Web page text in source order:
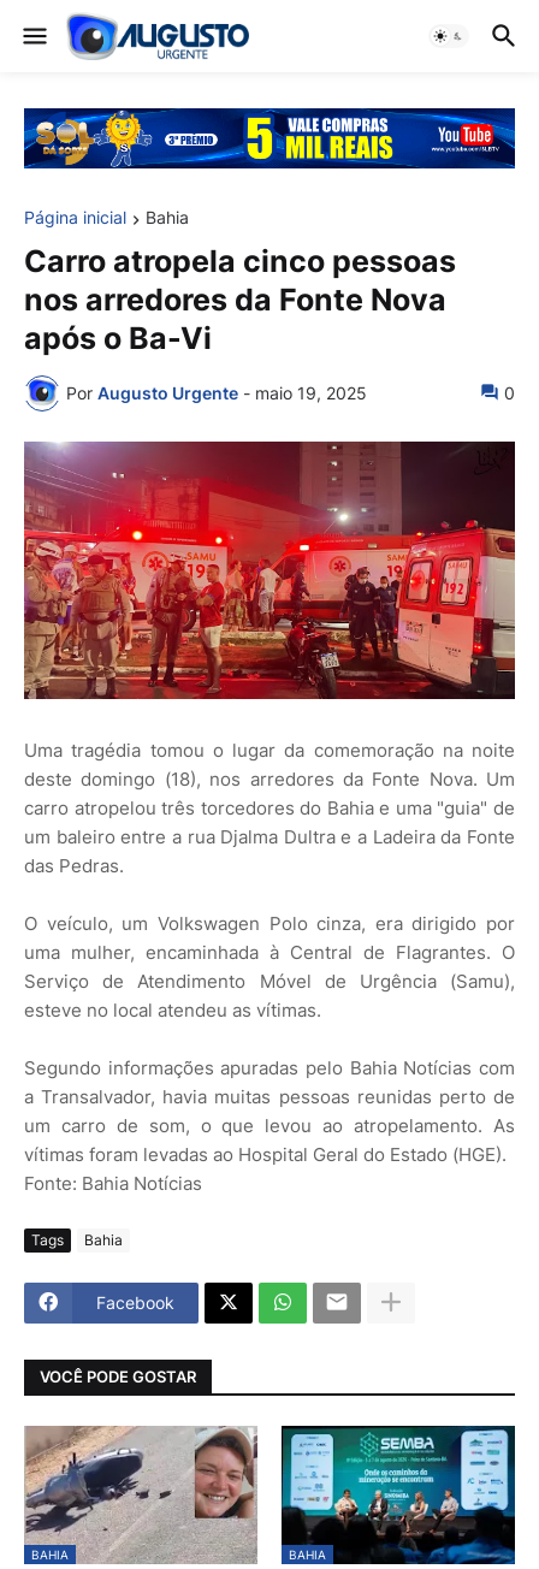
Página inicial Bahia
Carro atropela cinco pessoas
nos arredores da Fonte Nova
após o Ba-Vi
Por Augusto Urgente - maio 19, 2025 0
Uma tragédia tomou o lugar da comemoração na noite
deste domingo (18), nos arredores da Fonte Nova. Um
carro atropelou três torcedores do Bahia e uma "guia" de
um baleiro entre a rua Djalma Dultra e a Ladeira da Fonte
das Pedras.
O veículo, um Volkswagen Polo cinza, era dirigido por
uma mulher, encaminhada à Central de Flagrantes. O
Serviço de Atendimento Móvel de Urgência (Samu),
esteve no local atendeu as vítimas.
Segundo informações apuradas pelo Bahia Notícias com
a Transalvador, havia muitas pessoas reunidas perto de
um carro de som, o que levou ao atropelamento. As
vítimas foram levadas ao Hospital Geral do Estado (HGE).
Fonte: Bahia Notícias
Tags Bahia
Facebook
VOCÊ PODE GOSTAR
BAHIA BAHIA